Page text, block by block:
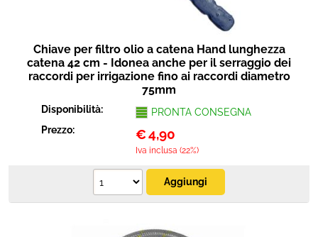
Chiave per filtro olio a catena Hand lunghezza
catena 42 cm - Idonea anche per il serraggio dei
raccordi per irrigazione fino ai raccordi diametro
75mm
Disponibilità:
PRONTA CONSEGNA
Prezzo:
€4,90
Iva inclusa (22%)